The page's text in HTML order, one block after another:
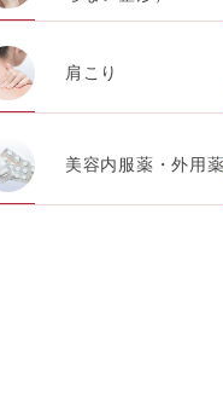
肩こり
美容内服薬・外用薬